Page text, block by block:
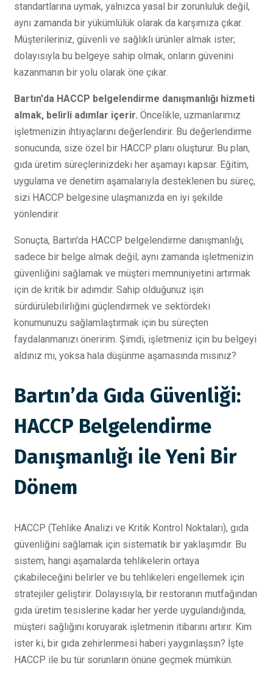
standartlarına uymak, yalnızca yasal bir zorunluluk değil,
aynı zamanda bir yükümlülük olarak da karşımıza çıkar.
Müşterileriniz, güvenli ve sağlıklı ürünler almak ister;
dolayısıyla bu belgeye sahip olmak, onların güvenini
kazanmanın bir yolu olarak öne çıkar.
Bartın'da HACCP belgelendirme danışmanlığı hizmeti
almak, belirli adımlar içerir. Öncelikle, uzmanlarımız
işletmenizin ihtiyaçlarını değerlendirir. Bu değerlendirme
sonucunda, size özel bir HACCP planı oluşturur. Bu plan,
gıda üretim süreçlerinizdeki her aşamayı kapsar. Eğitim,
uygulama ve denetim aşamalarıyla desteklenen bu süreç,
sizi HACCP belgesine ulaşmanızda en iyi şekilde
yönlendirir.
Sonuçta, Bartın'da HACCP belgelendirme danışmanlığı,
sadece bir belge almak değil; aynı zamanda işletmenizin
güvenliğini sağlamak ve müşteri memnuniyetini artırmak
için de kritik bir adımdır. Sahip olduğunuz işin
sürdürülebilirliğini güçlendirmek ve sektördeki
konumunuzu sağlamlaştırmak için bu süreçten
faydalanmanızı öneririm. Şimdi, işletmeniz için bu belgeyi
aldınız mı, yoksa hala düşünme aşamasında mısınız?
Bartın’da Gıda Güvenliği:
HACCP Belgelendirme
Danışmanlığı ile Yeni Bir
Dönem
HACCP (Tehlike Analizi ve Kritik Kontrol Noktaları), gıda
güvenliğini sağlamak için sistematik bir yaklaşımdır. Bu
sistem, hangi aşamalarda tehlikelerin ortaya
çıkabileceğini belirler ve bu tehlikeleri engellemek için
stratejiler geliştirir. Dolayısıyla, bir restoranın mutfağından
gıda üretim tesislerine kadar her yerde uygulandığında,
müşteri sağlığını koruyarak işletmenin itibarını artırır. Kim
ister ki, bir gıda zehirlenmesi haberi yaygınlaşsın? İşte
HACCP ile bu tür sorunların önüne geçmek mümkün.